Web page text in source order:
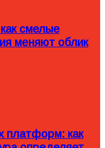
смелые
меняют облик
платформ: как